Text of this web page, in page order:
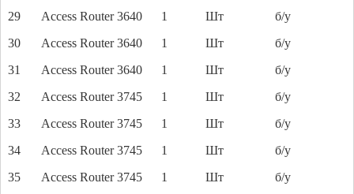
29
Access Router 3640 1 Шт
б/у
30
Access Router 3640 1 Шт
б/у
31
Access Router 3640 1 Шт
б/у
32
Access Router 3745 1 Шт
б/у
33
Access Router 3745 1 Шт
б/у
34
Access Router 3745 1 Шт
б/у
35
Access Router 3745 1 Шт
б/у